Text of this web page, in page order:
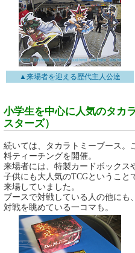
▲来場者を迎える歴代主人公達
小学生を中心に人気のタカ
スターズ）
続いては、タカラトミーブース。
料ティーチングを開催。
来場者には、特製カードボックス
子供にも大人気のTCGというこ
来場していました。
ブースで対戦している人の他にも
対戦を眺めている一コマも。